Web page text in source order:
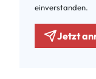
einverstanden.
Jetzt